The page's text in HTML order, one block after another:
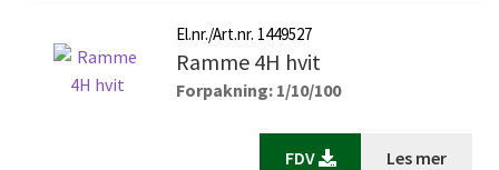
El.nr./Art.nr. 1449527
Ramme 4H hvit
Forpakning: 1/10/100
FDV Les mer